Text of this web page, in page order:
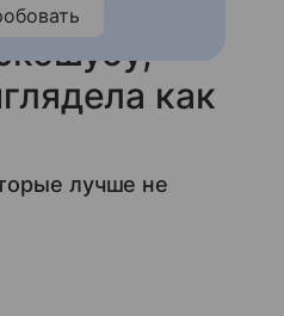
как
лучше не